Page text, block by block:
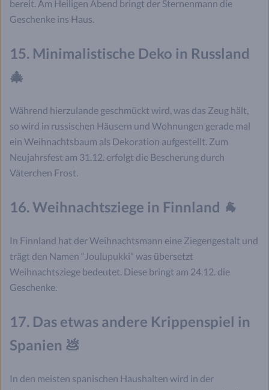
bereit. Am Heiligen Abend bringt der Sternenmann die
Geschenke ins Haus.
15. Minimalistische Deko in Russland
🎄
Während hierzulande geschmückt wird, was das Zeug hält,
so wird in russischen Häusern und Wohnungen gerade mal
ein Weihnachtsbaum als Dekoration aufgestellt. Zum
Neujahrsfest am 31.12. erfolgt die Bescherung durch
Väterchen Frost.
16. Weihnachtsziege in Finnland 🐐
In Finnland hat der Weihnachtsmann eine Ziegengestalt und
trägt den Namen “Joulupukki” was übersetzt
Weihnachtsziege bedeutet. Diese bringt am 24.12. die
Geschenke.
17. Das etwas andere Krippenspiel in
Spanien 💩
In den meisten spanischen Haushalten wird in der